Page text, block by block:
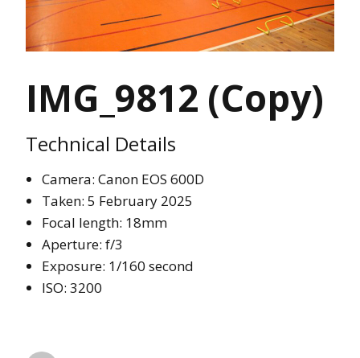
IMG_9812 (Copy)
Technical Details
Camera: Canon EOS 600D
Taken: 5 February 2025
Focal length: 18mm
Aperture: f/3
Exposure: 1/160 second
ISO: 3200